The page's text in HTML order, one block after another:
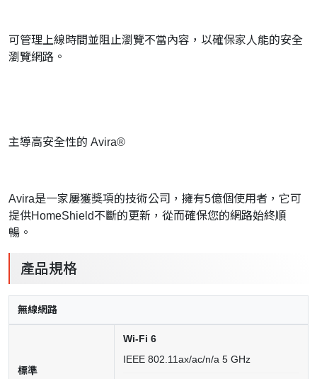
可管理上線時間並阻止瀏覽不當內容，以確保家人能的安全
瀏覽網路。
主導高安全性的 Avira®
Avira是一家屢獲獎項的技術公司，擁有5億個使用者，它可
提供HomeShield不斷的更新，從而確保您的網路始終順
暢。
產品規格
無線網路
標準
Wi-Fi 6
IEEE 802.11ax/ac/n/a 5 GHz